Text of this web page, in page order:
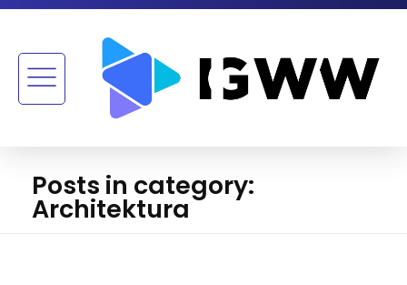
Posts in category:
Architektura